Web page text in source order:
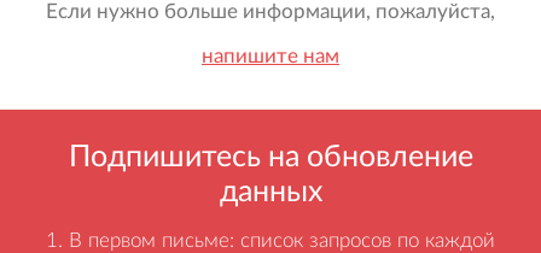
Если нужно больше информации, пожалуйста,
напишите нам
Подпишитесь на обновление
данных
В первом письме: список запросов по каждой